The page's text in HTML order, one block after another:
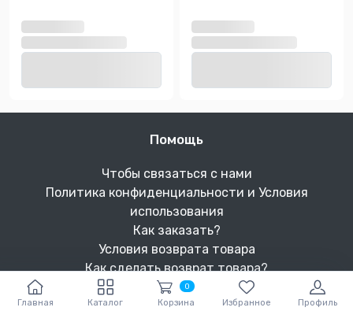
Главная Каталог
0
Корзина Избранное Профиль
Помощь
Чтобы связаться с нами
Политика конфиденциальности и Условия
использования
Как заказать?
Условия возврата товара
Как сделать возврат товара?
Как добавить товар в избранное?
О нас